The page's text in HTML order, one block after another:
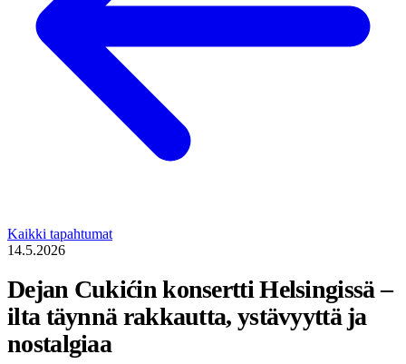
Kaikki tapahtumat
14.5.2026
Dejan Cukićin konsertti Helsingissä –
ilta täynnä rakkautta, ystävyyttä ja
nostalgiaa